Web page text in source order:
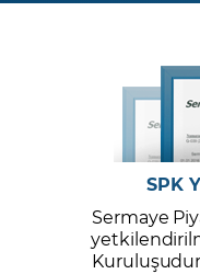
SPK
Sermaye